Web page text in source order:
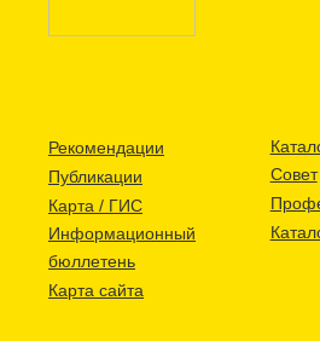
Рекомендации
Публикации
Карта / ГИС
Информационный
бюллетень
Карта сайта
Совет